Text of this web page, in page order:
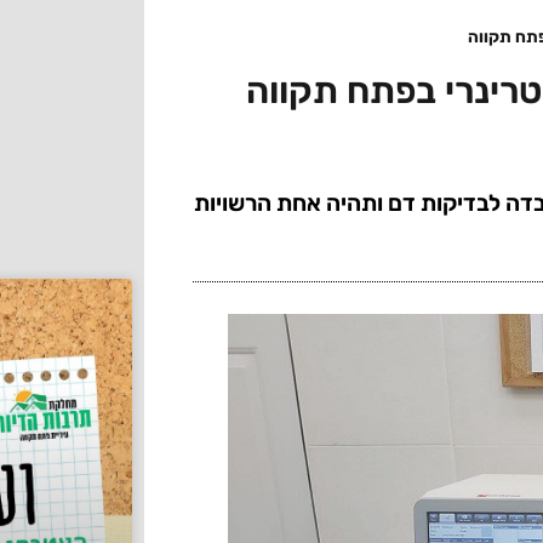
תקווה
בפתח תקווה
לבדיקות דם ותהיה אחת הרשויות